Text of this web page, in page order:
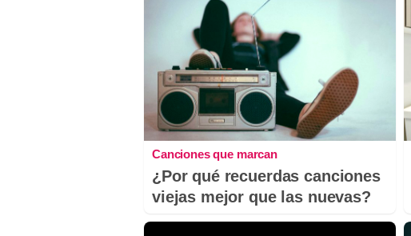
Canciones que marcan
¿Por qué recuerdas canciones
viejas mejor que las nuevas?